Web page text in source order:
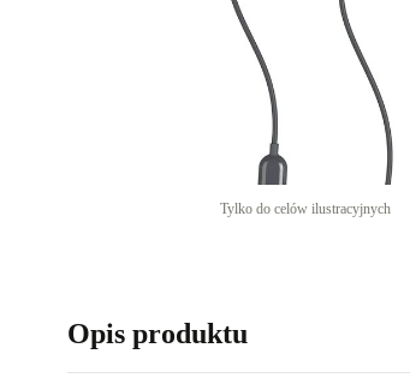
Tylko do celów ilustracyjnych
Opis produktu